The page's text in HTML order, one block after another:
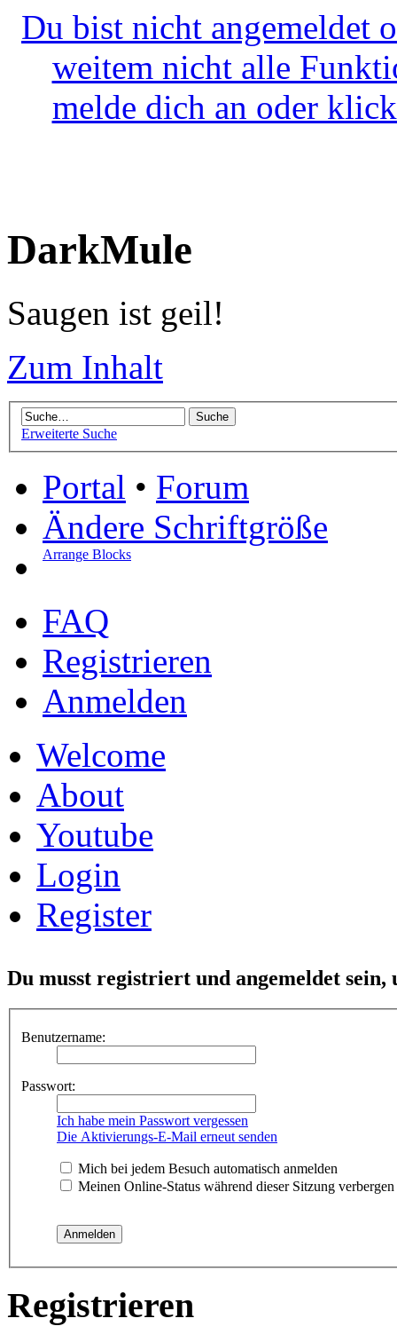
Du bist nicht angemeldet
weitem nicht alle
melde dich an oder
DarkMule
Saugen ist geil!
Zum Inhalt
Erweiterte Suche
Portal • Forum
Ändere Schriftgröße
Arrange Blocks
FAQ
Registrieren
Anmelden
Welcome
About
Youtube
Login
Register
Du musst registriert und angemeldet sein,
Benutzername:
Passwort:
Ich habe mein Passwort vergessen
Die Aktivierungs-E-Mail erneut senden
Mich bei jedem Besuch automatisch anmelden
Meinen Online-Status während dieser Sitzung verbergen
Registrieren